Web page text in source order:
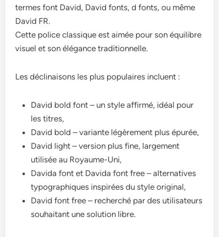
termes font David, David fonts, d fonts, ou même
David FR.
Cette police classique est aimée pour son équilibre
visuel et son élégance traditionnelle.
Les déclinaisons les plus populaires incluent :
David bold font – un style affirmé, idéal pour
les titres,
David bold – variante légèrement plus épurée,
David light – version plus fine, largement
utilisée au Royaume-Uni,
Davida font et Davida font free – alternatives
typographiques inspirées du style original,
David font free – recherché par des utilisateurs
souhaitant une solution libre.